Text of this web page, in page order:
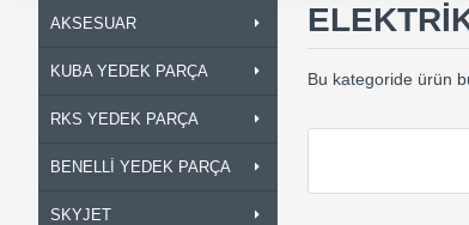
AKSESUAR
KUBA YEDEK PARÇA
RKS YEDEK PARÇA
BENELLİ YEDEK PARÇA
SKYJET
Bu kategoride ürün